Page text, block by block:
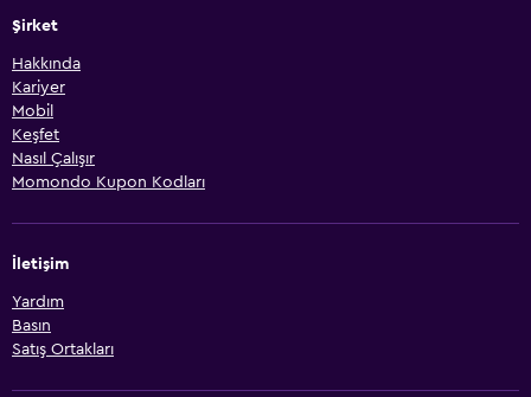
Şirket
Hakkında
Kariyer
Mobil
Keşfet
Nasıl Çalışır
Momondo Kupon Kodları
İletişim
Yardım
Basın
Satış Ortakları